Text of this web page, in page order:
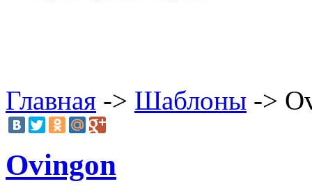
Главная -> Шаблоны ->
Ovingon